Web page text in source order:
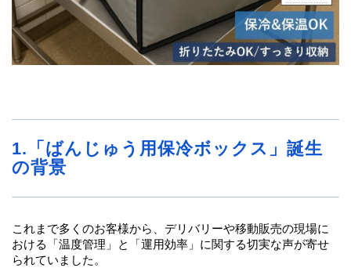
1.「ばんじゅう用保冷ボックス」誕生
の背景
これまで多くのお客様から、デリバリーや移動販売の現場に
おける「温度管理」と「運用効率」に関する切実な声が寄せ
られていました。